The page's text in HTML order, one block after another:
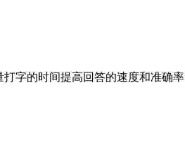
字的时间提高回答的速度和准确率